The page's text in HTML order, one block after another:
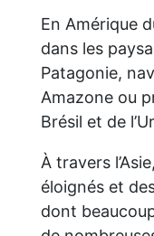
En Amérique
dans les
Patagonie,
Amazone ou
Brésil et de
À travers
éloignés et
dont